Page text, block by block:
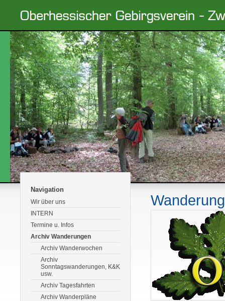
Navigation
Wir über uns
INTERN
Termine u. Infos
Archiv Wanderungen
Archiv Wanderwochen
Archiv
Sonntagswanderungen, K&K
usw.
Archiv Tagesfahrten
Archiv Wanderpläne